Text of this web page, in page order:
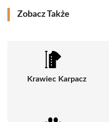
Zobacz Także
Krawiec Karpacz